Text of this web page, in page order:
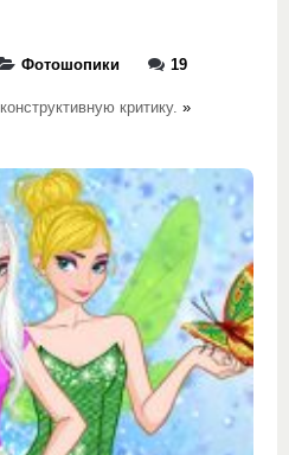
Фотошопики 19
критику. »